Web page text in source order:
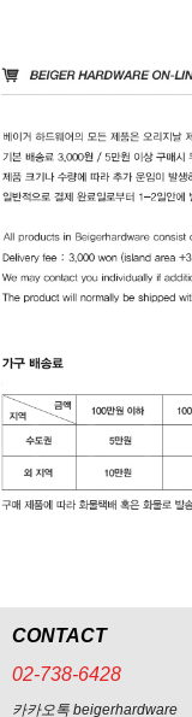
CONTACT
02-738-6428
카카오톡 beigerhardware